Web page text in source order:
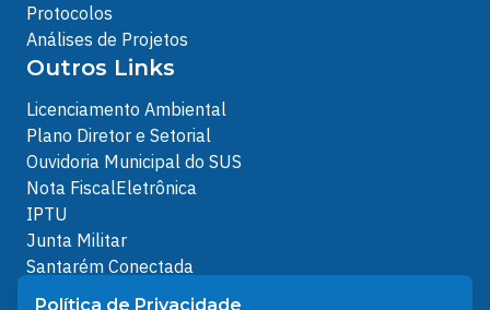
Protocolos
Análises de Projetos
Outros Links
Licenciamento Ambiental
Plano Diretor e Setorial
Ouvidoria Municipal do SUS
Nota FiscalEletrônica
IPTU
Junta Militar
Santarém Conectada
Política de Privacidade
Política de Privacidade